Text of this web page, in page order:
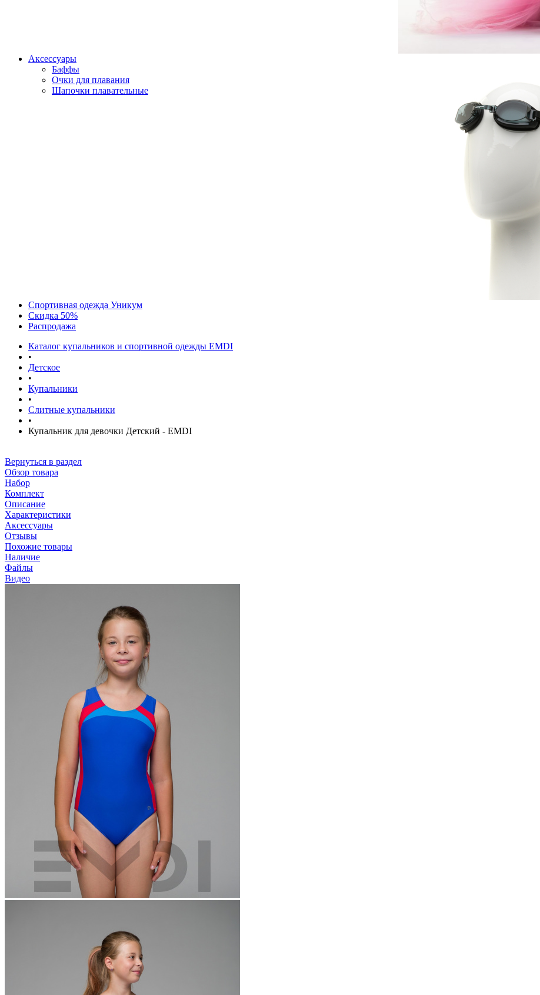
Аксессуары
Баффы
Очки для плавания
Шапочки плавательные
Спортивная одежда Уникум
Скидка 50%
Распродажа
Каталог купальников и спортивной одежды EMDI
•
Детское
•
Купальники
•
Слитные купальники
•
Купальник для девочки Детский - EMDI
Вернуться в раздел
Обзор товара
Набор
Комплект
Описание
Характеристики
Аксессуары
Отзывы
Похожие товары
Наличие
Файлы
Видео